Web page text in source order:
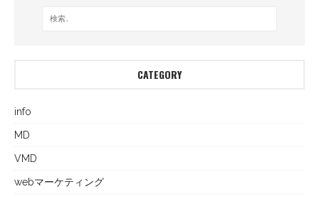
CATEGORY
info
MD
VMD
webマーケティング